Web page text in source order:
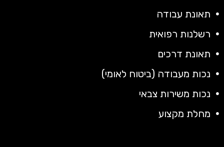
תאונת עבודה
רשלנות רפואית
תאונת דרכים
נכות מעבודה (ביטוח לאומי)
נכות משירות צבאי
מחלת מקצוע